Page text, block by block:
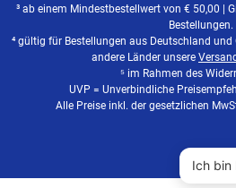
³ ab einem Mindestbestellwert von € 50,00 |
Bestellungen.
⁴ gültig für Bestellungen aus Deutschland und
andere Länder unsere
⁵ im Rahmen des
UVP = Unverbindliche
Alle Preise inkl. der gesetzlichen